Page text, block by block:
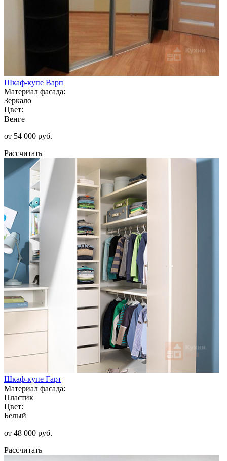
Шкаф-купе Варп
Материал фасада:
Зеркало
Цвет:
Венге
от 54 000 руб.
Рассчитать
Шкаф-купе Гарт
Материал фасада:
Пластик
Цвет:
Белый
от 48 000 руб.
Рассчитать